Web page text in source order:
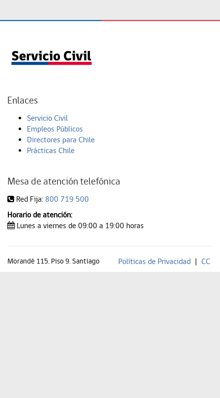
Enlaces
Servicio Civil
Empleos Públicos
Directores para Chile
Prácticas Chile
Mesa de atención telefónica
Red Fija: 800 719 500
Horario de atención:
Lunes a viernes de 09:00 a 19:00 horas
Morandé 115. Piso 9. Santiago Políticas de Privacidad | CC